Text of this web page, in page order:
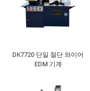
DK7720 단일 절단 와이어
EDM 기계